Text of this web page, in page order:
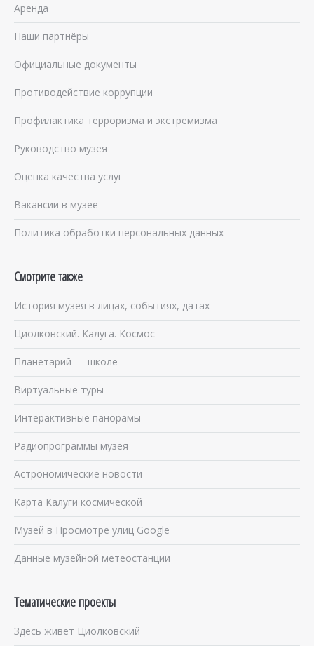
Аренда
Наши партнёры
Официальные документы
Противодействие коррупции
Профилактика терроризма и экстремизма
Руководство музея
Оценка качества услуг
Вакансии в музее
Политика обработки персональных данных
Смотрите также
История музея в лицах, событиях, датах
Циолковский. Калуга. Космос
Планетарий — школе
Виртуальные туры
Интерактивные панорамы
Радиопрограммы музея
Астрономические новости
Карта Калуги космической
Музей в Просмотре улиц Google
Данные музейной метеостанции
Тематические проекты
Здесь живёт Циолковский